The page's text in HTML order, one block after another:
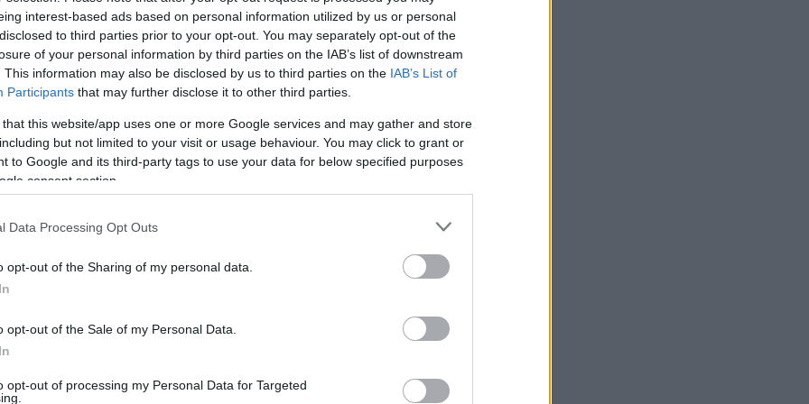
interest-based ads based on personal information utilized by us or personal
to third parties prior to your opt-out. You may separately opt-out of the
of your personal information by third parties on the IAB’s list of downstream
This information may also be disclosed by us to third parties on the IAB’s List of
Participants that may further disclose it to other third parties.
that this website/app uses one or more Google services and may gather and store
but not limited to your visit or usage behaviour. You may click to grant or
to Google and its third-party tags to use your data for below specified purposes
consent section.
Data Processing Opt Outs
opt-out of the Sharing of my personal data.
opt-out of the Sale of my Personal Data.
opt-out of processing my Personal Data for Targeted
με την αλαζονεία που επιδεικνύει σήμερα»,
θα το είχε τερματίσει».
των επόμενων εκλογών δεν θα είναι μόνο η
υπογραμμίζοντας πως τα ζητήματα των θεσμών
μιας πλατφόρμας διαφάνειας, η οποία θα λειτουργεί
ή συναλλαγή με το Δημόσιο, ενισχύοντας –όπως
διοίκηση.